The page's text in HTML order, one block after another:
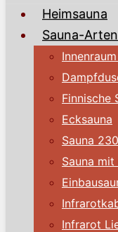
Heimsauna
Sauna-Arten
Finnische
Ecksauna
Sauna
Sauna
Infrarot